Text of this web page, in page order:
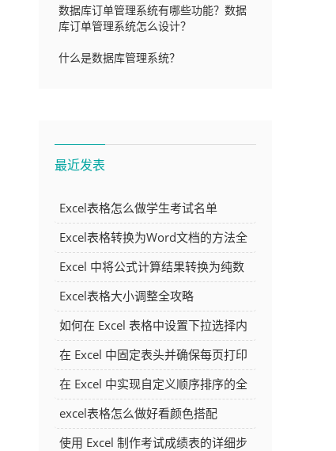
数据库订单管理系统有哪些功能？数据
库订单管理系统怎么设计？
什么是数据库管理系统？
最近发表
Excel表格怎么做学生考试名单
Excel表格转换为Word文档的方法全
解析
Excel 中将公式计算结果转换为纯数
字的多种方法
Excel表格大小调整全攻略
如何在 Excel 表格中设置下拉选择内
容
在 Excel 中固定表头并确保每页打印
时都显示表头的方法详解
在 Excel 中实现自定义顺序排序的全
面指南
excel表格怎么做好看颜色搭配
使用 Excel 制作考试成绩表的详细步